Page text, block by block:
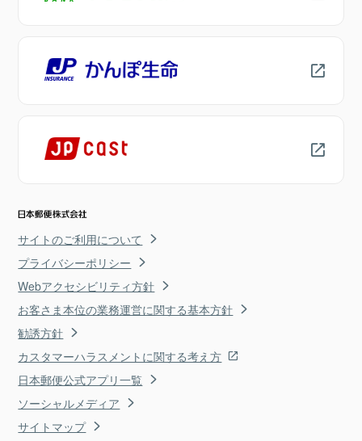
サイトのご利用について
プライバシーポリシー
Webアクセシビリティ方針
お客さま本位の業務運営に関する基本方針
勧誘方針
カスタマーハラスメントに関する考え方
日本郵便公式アプリ一覧
ソーシャルメディア
サイトマップ